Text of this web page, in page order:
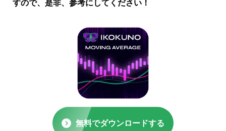
すので、是非、参考にしてください！
無料でダウンロードする